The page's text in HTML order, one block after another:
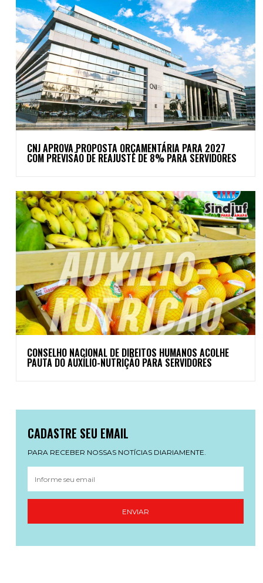
CNJ APROVA PROPOSTA ORÇAMENTÁRIA PARA 2027
COM PREVISÃO DE REAJUSTE DE 8% PARA SERVIDORES
CONSELHO NACIONAL DE DIREITOS HUMANOS ACOLHE
PAUTA DO AUXÍLIO-NUTRIÇÃO PARA SERVIDORES
CADASTRE SEU EMAIL
PARA RECEBER NOSSAS NOTÍCIAS DIARIAMENTE.
ENVIAR